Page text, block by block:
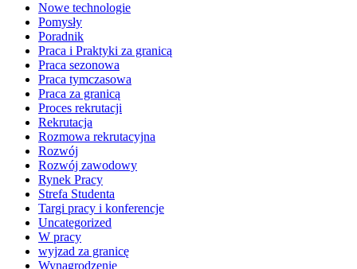
Nowe technologie
Pomysły
Poradnik
Praca i Praktyki za granicą
Praca sezonowa
Praca tymczasowa
Praca za granicą
Proces rekrutacji
Rekrutacja
Rozmowa rekrutacyjna
Rozwój
Rozwój zawodowy
Rynek Pracy
Strefa Studenta
Targi pracy i konferencje
Uncategorized
W pracy
wyjzad za granicę
Wynagrodzenie